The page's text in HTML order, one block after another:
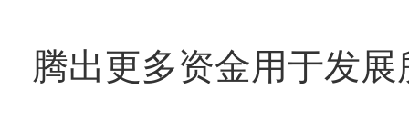
腾出更多资金用于发